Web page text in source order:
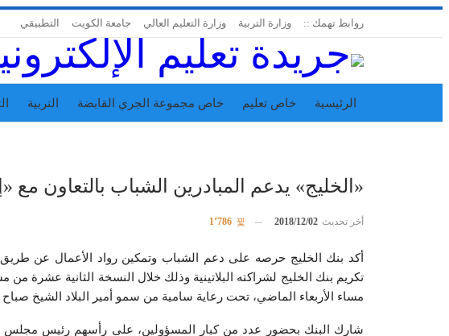
روابط تهمك :: وزارة التربية وزارة التعليم العالي جامعة الكويت التطبيقي
الرئيسية خاص تعليم خاص مجموعة الجري القابضة التربية
«الخليج» يدعم المبادرين الشباب بالتعاون مع
أخر تحديث 2018/12/02
أكد بنك الخليج حرصه على دعم الشباب وتمكين رواد الأعمال عن طريق
تكريم بنك الخليج لشراكته البلاتينية وذلك خلال النسخة الثانية عشرة
مساء الأربعاء الماضي، تحت رعاية سامية من سمو أمير البلاد الشيخ
شارك البنك بحضور عدد من كبار المسؤولين، على رأسهم رئيس مجلس